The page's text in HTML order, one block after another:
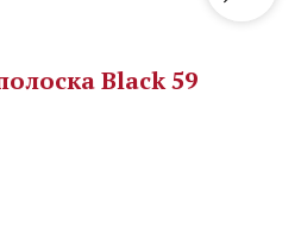
Black 59